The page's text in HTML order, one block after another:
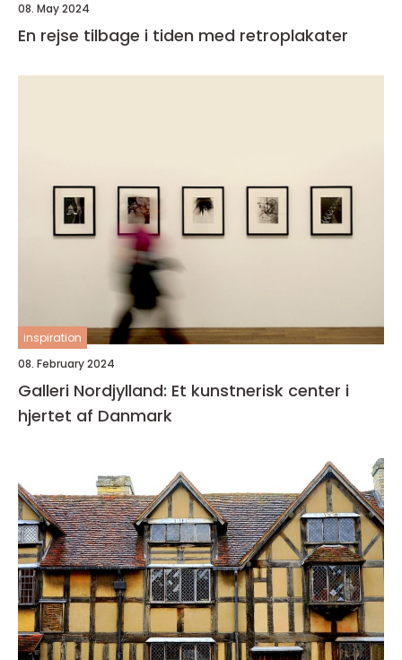
08. May 2024
En rejse tilbage i tiden med retroplakater
inspiration
08. February 2024
Galleri Nordjylland: Et kunstnerisk center i
hjertet af Danmark